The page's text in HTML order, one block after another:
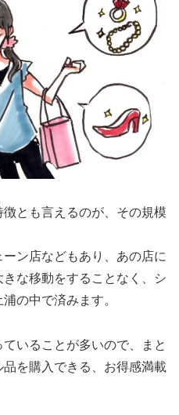
とも言えるのが、その規模
ン店などもあり、あの店に
な移動をすることなく、シ
の中で済みます。
いることが多いので、まと
を購入できる、お得感満載